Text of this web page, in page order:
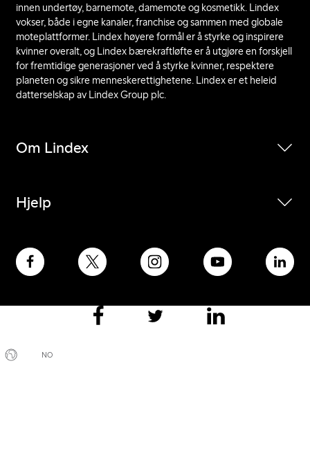
innen undertøy, barnemote, damemote og kosmetikk. Lindex
vokser, både i egne kanaler, franchise og sammen med globale
moteplattformer. Lindex høyere formål er å styrke og inspirere
kvinner overalt, og Lindex bærekraftløfte er å utgjøre en forskjell
for fremtidige generasjoner ved å styrke kvinner, respektere
planeten og sikre menneskerettighetene. Lindex er et heleid
datterselskap av Lindex Group plc.
Om Lindex
Hjelp
NO